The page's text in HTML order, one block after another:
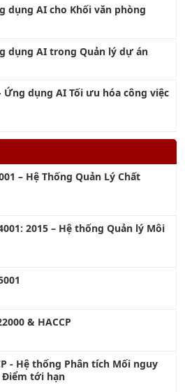
dụng AI trong Quản lý dự án
Ứng dụng AI Tối ưu hóa công việc
2015 – Hệ thống Quản lý Môi
& HACCP
- Hệ thống Phân tích Mối nguy
tới hạn
- Hệ Thống Quản Lý An Toàn